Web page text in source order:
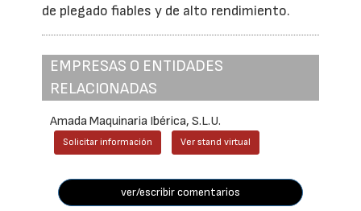
de plegado fiables y de alto rendimiento.
EMPRESAS O ENTIDADES
RELACIONADAS
Amada Maquinaria Ibérica, S.L.U.
Solicitar información Ver stand virtual
ver/escribir comentarios